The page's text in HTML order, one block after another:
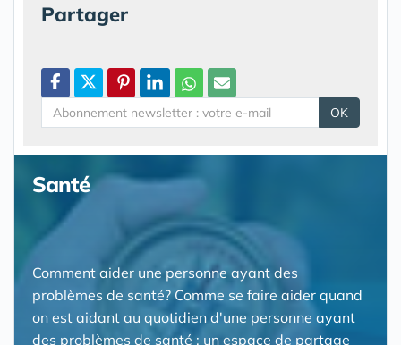
Partager
OK
Santé
Comment aider une personne ayant des
problèmes de santé? Comme se faire aider quand
on est aidant au quotidien d'une personne ayant
des problèmes de santé : un espace de partage